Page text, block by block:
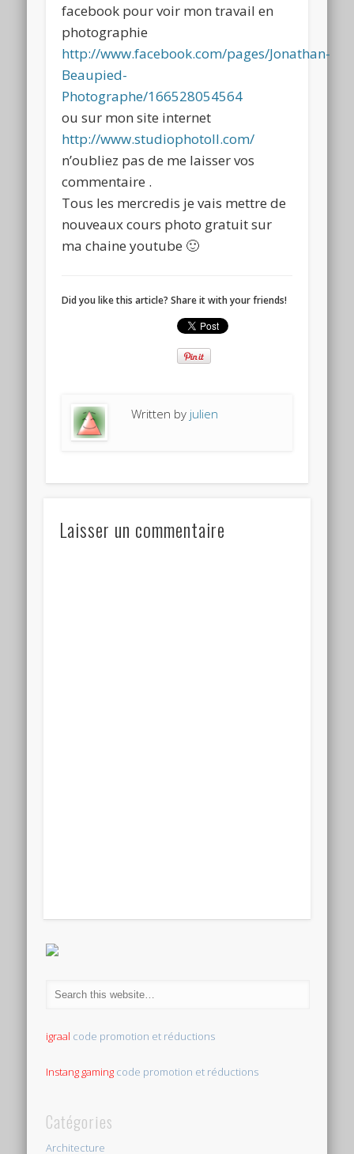
facebook pour voir mon travail en
photographie
http://www.facebook.com/pages/Jonathan-
Beaupied-
Photographe/166528054564
ou sur mon site internet
http://www.studiophotoll.com/
n’oubliez pas de me laisser vos
commentaire .
Tous les mercredis je vais mettre de
nouveaux cours photo gratuit sur
ma chaine youtube 🙂
Did you like this article? Share it with your friends!
Written by julien
Laisser un commentaire
igraal code promotion et réductions
Instang gaming code promotion et réductions
Catégories
Architecture